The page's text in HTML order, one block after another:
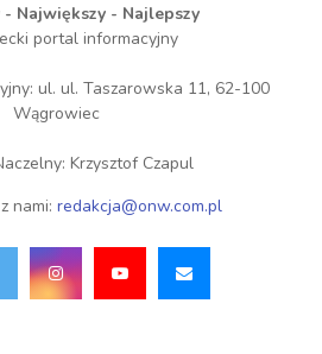
- Największy - Najlepszy
portal informacyjny
ul. ul. Taszarowska 11, 62-100
Wągrowiec
Krzysztof Czapul
nami: redakcja@onw.com.pl